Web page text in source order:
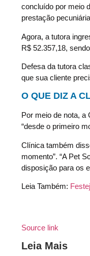
concluído por meio
prestação
Agora, a tutora
R$ 52.357,18,
Defesa da tutora
que sua cliente
O QUE DIZ A
Por meio de nota, a
“desde o primeiro
Clínica também
momento”. “A Pet
disposição para os
Leia Também:
Source link
Leia Mais